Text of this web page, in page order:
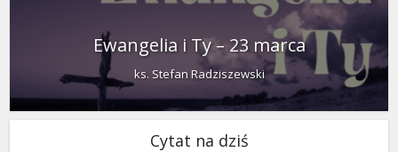
Ewangelia i Ty – 23 marca
ks. Stefan Radziszewski
Cytat na dziś